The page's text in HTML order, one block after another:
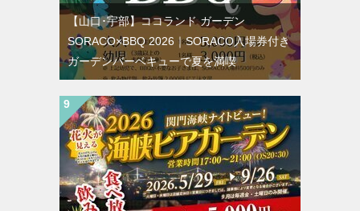
【山口･宇部】ココランド ガーデン
SORACO×BBQ 2026｜SORACO入場券付き
ガーデンバーベキューで夏を満喫